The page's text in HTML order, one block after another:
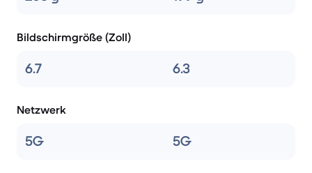
Bildschirmgröße (Zoll)
6.7 6.3
Netzwerk
5G 5G